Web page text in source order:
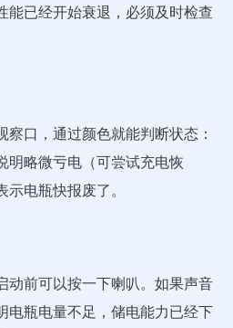
能已经开始衰退，必须及时检查
口，通过颜色就能判断状态：
明略微亏电（可尝试充电恢
电瓶快报废了。
动前可以按一下喇叭。如果声音
电瓶电量不足，储电能力已经下